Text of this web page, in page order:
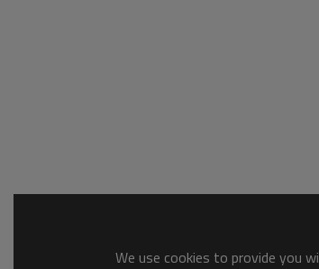
We use cookies to provide you